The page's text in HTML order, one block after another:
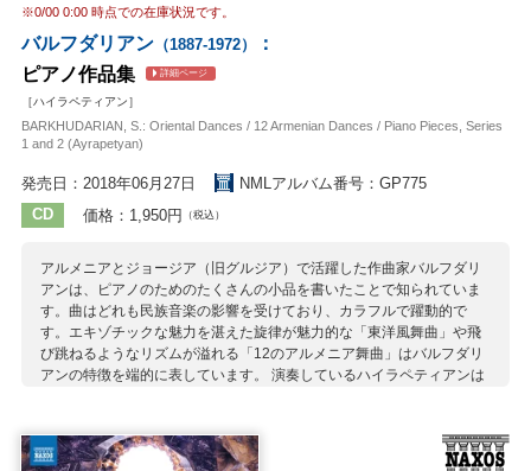
※0/00 0:00時点での在庫状況です。
バルフダリアン（1887-1972）
：
ピアノ作品集
詳細ページ
［ハイラペティアン］
BARKHUDARIAN, S.: Oriental Dances / 12 Armenian Dances / Piano Pieces, Series
1 and 2 (Ayrapetyan)
発売日：2018年06月27日
NMLアルバム番号：GP775
CD
価格：1,950円 （税込）
アルメニアとジョージア（旧グルジア）で活躍した作曲家バルフダリ
アンは、ピアノのためのたくさんの小品を書いたことで知られていま
す。曲はどれも民族音楽の影響を受けており、カラフルで躍動的で
す。エキゾチックな魅力を湛えた旋律が魅力的な「東洋風舞曲」や飛
び跳ねるようなリズムが溢れる「12のアルメニア舞曲」はバルフダリ
アンの特徴を端的に表しています。 演奏しているハイラペティアンは
GRANDPIANOレーベルにもユニークな作品を数多く録音していま
す。